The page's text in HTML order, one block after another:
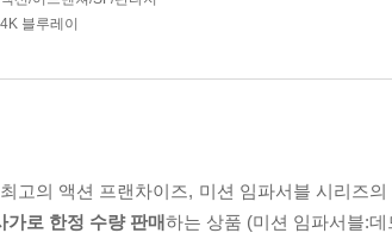
4K 블루레이
고의 액션 프랜차이즈, 미션 임파서블 시리즈
로 한정 수량 판매하는 상품 (미션 임파서블: